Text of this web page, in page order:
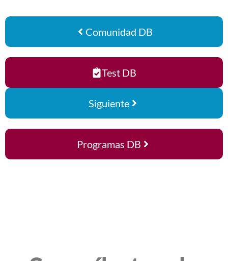
Comunidad DB
Test DB
Siguiente
Programas DB